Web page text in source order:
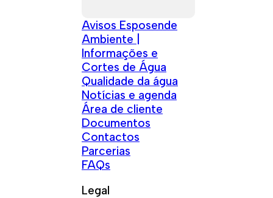
Avisos Esposende
Ambiente |
Informações e
Cortes de Água
Qualidade da água
Notícias e agenda
Área de cliente
Documentos
Contactos
Parcerias
FAQs
Legal